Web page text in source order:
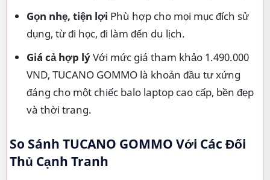
Gọn nhẹ, tiện lợi Phù hợp cho mọi mục đích sử
dụng, từ đi học, đi làm đến du lịch.
Giá cả hợp lýVới mức giá tham khảo 1.490.000
VND, TUCANO GOMMO là khoản đầu tư xứng
đáng cho một chiếc balo laptop cao cấp, bền đẹp
và thời trang.
So Sánh TUCANO GOMMO Với Các Đối
Thủ Cạnh Tranh